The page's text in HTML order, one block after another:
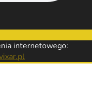
internetowego: